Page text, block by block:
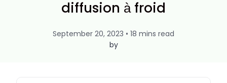
diffusion à froid
by
September 20, 2023 • 18 mins read